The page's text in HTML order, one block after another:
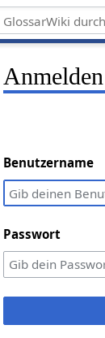
Anmelden
Benutzername
Passwort